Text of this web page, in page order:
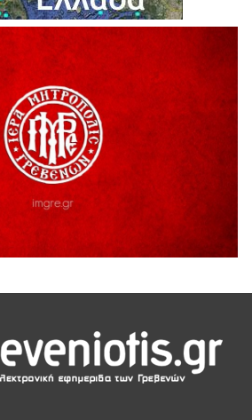
ΡΕΥΜΑΤΟΣ
της οδού Περιβόλι –
(και) δύναμη
ΣΥΝΕΧΙΖΕΙ ΣΤΟΝ ΠΡΩΤΕΑ
Συλλόγου Ταξιάρχη προς κ.
του Α΄ κλάδου ύδρευσης